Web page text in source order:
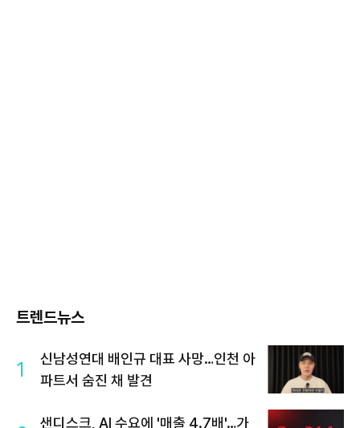
트렌드뉴스
1
신남성연대 배인규 대표 사망…인천 아
파트서 숨진 채 발견
샌디스크, AI 수요에 '매출 4.7배'…가